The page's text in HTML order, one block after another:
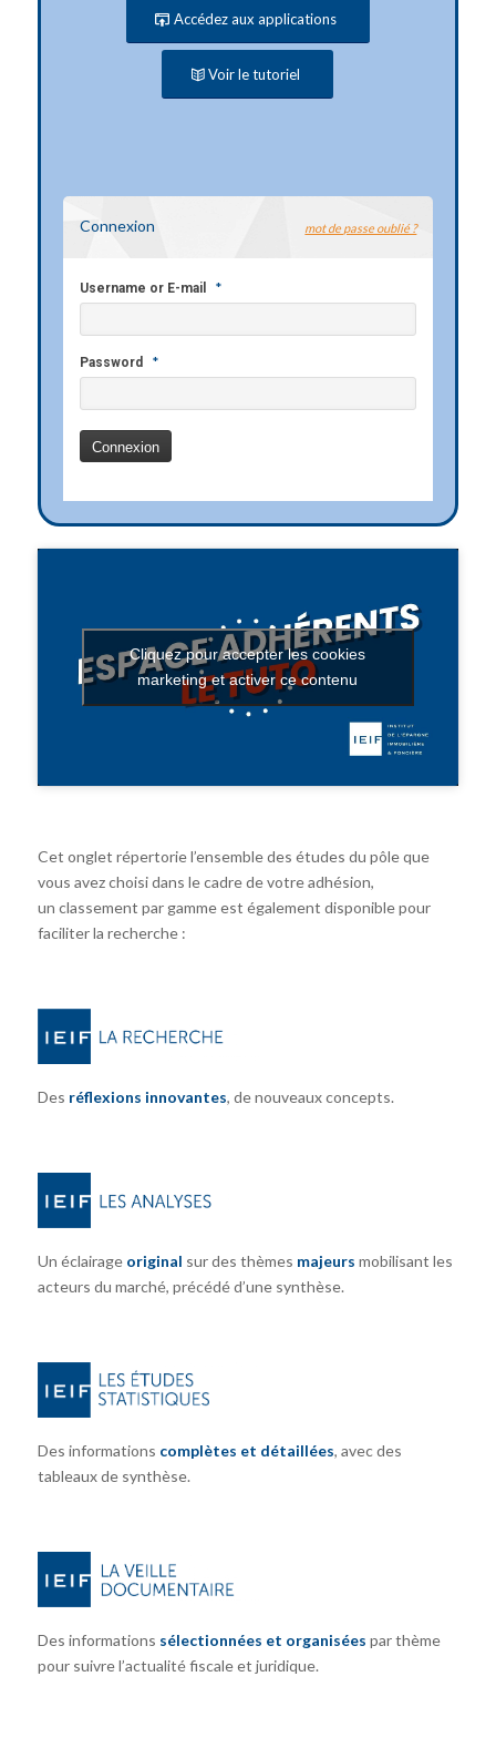
Accédez aux applications
Voir le tutoriel
Connexion mot de passe oublié ?
Username or E-mail *
Password *
Cliquez pour accepter les cookies
marketing et activer ce contenu
Cet onglet répertorie l’ensemble des études du pôle que
vous avez choisi dans le cadre de votre adhésion,
un classement par gamme est également disponible pour
faciliter la recherche :
Des réflexions innovantes, de nouveaux concepts.
Un éclairage original sur des thèmes majeurs mobilisant les
acteurs du marché, précédé d’une synthèse.
Des informations complètes et détaillées, avec des
tableaux de synthèse.
Des informations sélectionnées et organisées par thème
pour suivre l’actualité fiscale et juridique.